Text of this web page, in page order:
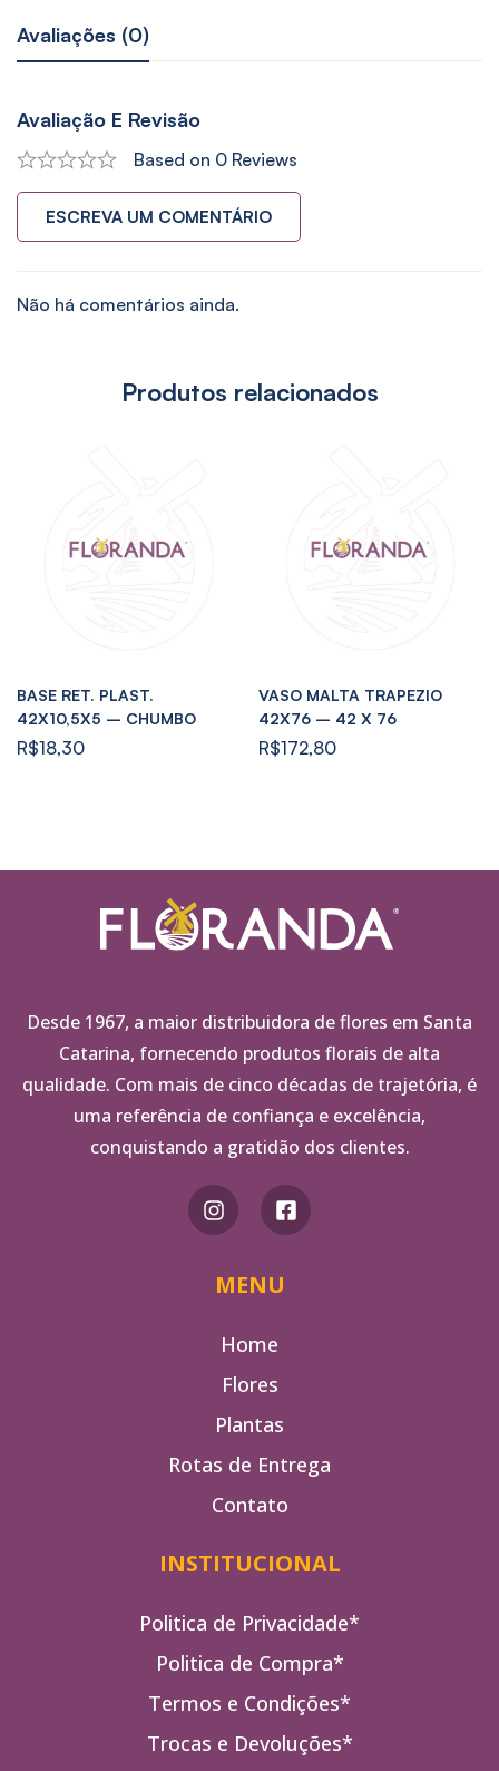
Avaliações (0)
Avaliação E Revisão
Based on 0 Reviews
ESCREVA UM COMENTÁRIO
Não há comentários ainda.
Produtos relacionados
BASE RET. PLAST.
42X10,5X5 – CHUMBO
R$18,30
VASO MALTA TRAPEZIO
42X76 – 42 X 76
R$172,80
Desde 1967, a maior distribuidora de flores em Santa
Catarina, fornecendo produtos florais de alta
qualidade. Com mais de cinco décadas de trajetória, é
uma referência de confiança e excelência,
conquistando a gratidão dos clientes.
MENU
Home
Flores
Plantas
Rotas de Entrega
Contato
INSTITUCIONAL
Politica de Privacidade*
Politica de Compra*
Termos e Condições*
Trocas e Devoluções*